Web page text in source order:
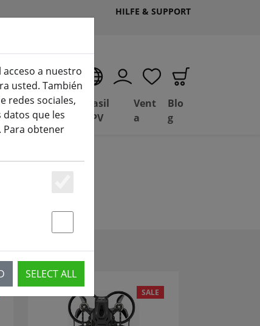
HILFE & SUPPORT
ES
de
Basil
FPV
Vent
a
Blo
g
SALE
a nuestro
usted. También
redes sociales,
que les
Para obtener
SELECT ALL